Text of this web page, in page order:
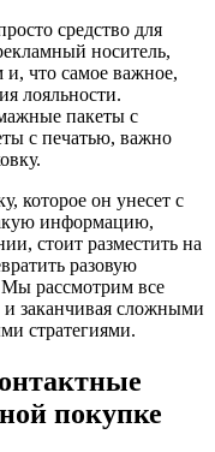
средство для
носитель,
и, что самое важное,
лояльности.
пакеты с
с печатью, важно
которое он унесет с
информацию,
стоит разместить на
разовую
рассмотрим все
и заканчивая сложными
стратегиями.
покупке